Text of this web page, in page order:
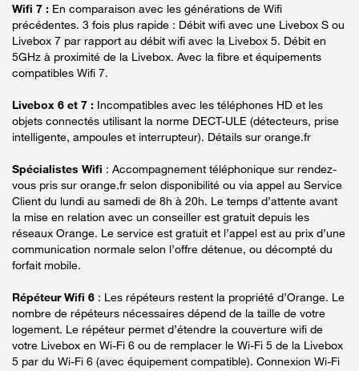
Wifi 7 : En comparaison avec les générations de Wifi
précédentes. 3 fois plus rapide : Débit wifi avec une Livebox S ou
Livebox 7 par rapport au débit wifi avec la Livebox 5. Débit en
5GHz à proximité de la Livebox. Avec la fibre et équipements
compatibles Wifi 7.
Livebox 6 et 7 : Incompatibles avec les téléphones HD et les
objets connectés utilisant la norme DECT-ULE (détecteurs, prise
intelligente, ampoules et interrupteur). Détails sur orange.fr
Spécialistes Wifi : Accompagnement téléphonique sur rendez-
vous pris sur orange.fr selon disponibilité ou via appel au Service
Client du lundi au samedi de 8h à 20h. Le temps d’attente avant
la mise en relation avec un conseiller est gratuit depuis les
réseaux Orange. Le service est gratuit et l’appel est au prix d’une
communication normale selon l’offre détenue, ou décompté du
forfait mobile.
Répéteur Wifi 6 : Les répéteurs restent la propriété d’Orange. Le
nombre de répéteurs nécessaires dépend de la taille de votre
logement. Le répéteur permet d’étendre la couverture wifi de
votre Livebox en Wi-Fi 6 ou de remplacer le Wi-Fi 5 de la Livebox
5 par du Wi-Fi 6 (avec équipement compatible). Connexion Wi-Fi